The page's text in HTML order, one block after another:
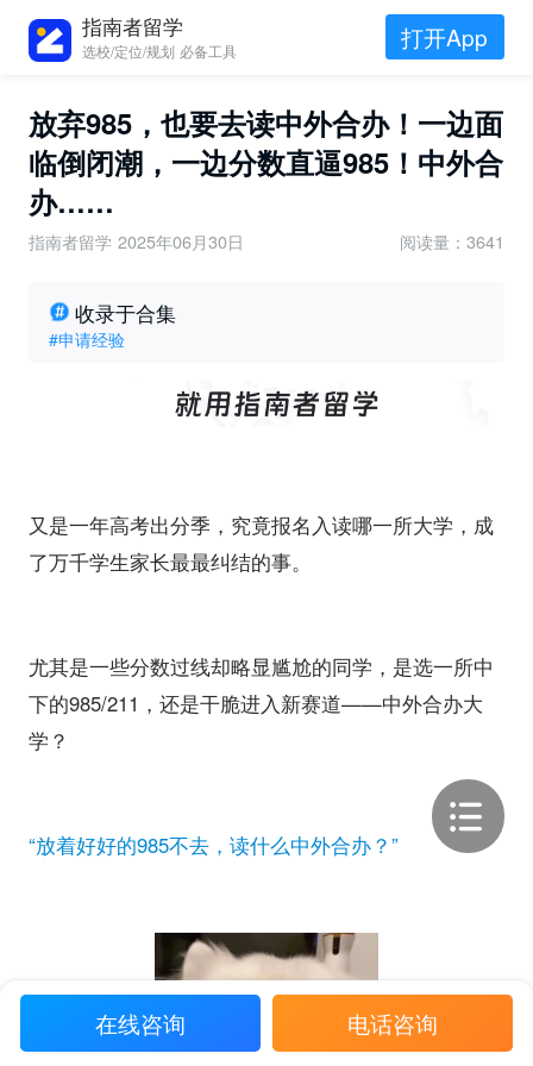
指南者留学
选校/定位/规划 必备工具 打开App
放弃985，也要去读中外合办！一边面
临倒闭潮，一边分数直逼985！中外合
办……
指南者留学 2025年06月30日 阅读量：3641
收录于合集
#申请经验
又是一年高考出分季，究竟报名入读哪一所大学，成
了万千学生家长最最纠结的事。
尤其是一些分数过线却略显尴尬的同学，是选一所中
下的985/211，还是干脆进入新赛道——中外合办大
学？
“放着好好的985不去，读什么中外合办？”
在线咨询 电话咨询